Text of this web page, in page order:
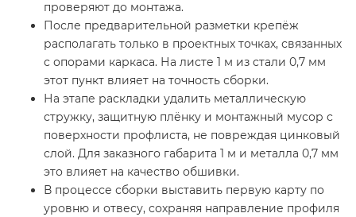
проверяют до монтажа.
После предварительной разметки крепёж
располагать только в проектных точках, связанных
с опорами каркаса. На листе 1 м из стали 0,7 мм
этот пункт влияет на точность сборки.
На этапе раскладки удалить металлическую
стружку, защитную плёнку и монтажный мусор с
поверхности профлиста, не повреждая цинковый
слой. Для заказного габарита 1 м и металла 0,7 мм
это влияет на качество обшивки.
В процессе сборки выставить первую карту по
уровню и отвесу, сохраняя направление профиля